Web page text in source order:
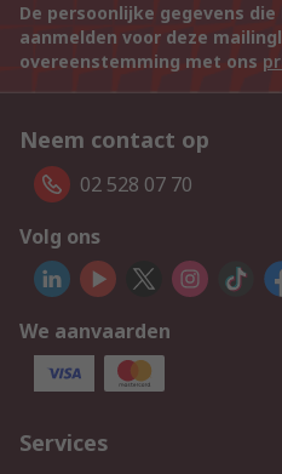
De persoonlijke gegevens
aanmelden voor deze
overeenstemming met ons
Neem contact op
02 528 07 70
Volg ons
We aanvaarden
Services